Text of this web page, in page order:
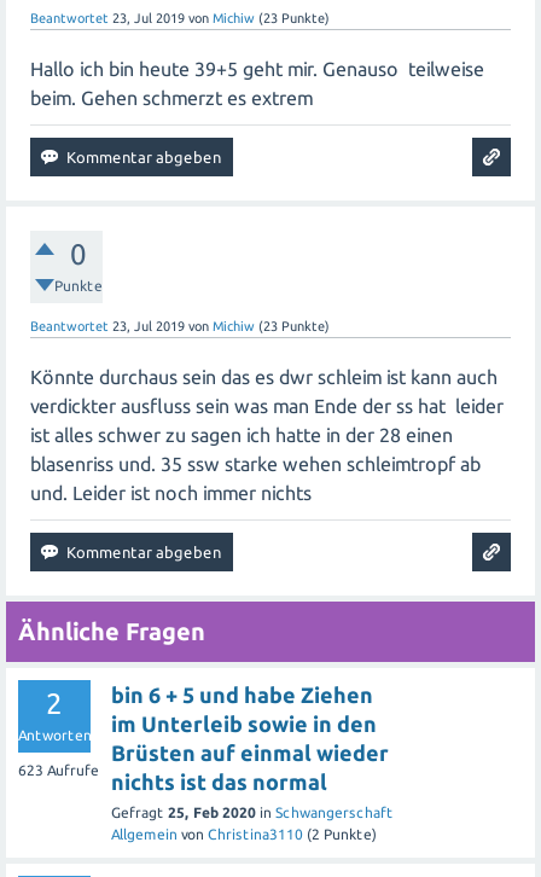
Beantwortet 23, Jul 2019 von Michiw (23 Punkte)
Hallo ich bin heute 39+5 geht mir. Genauso teilweise
beim. Gehen schmerzt es extrem
0
Punkte
Beantwortet 23, Jul 2019 von Michiw (23 Punkte)
Könnte durchaus sein das es dwr schleim ist kann auch
verdickter ausfluss sein was man Ende der ss hat leider
ist alles schwer zu sagen ich hatte in der 28 einen
blasenriss und. 35 ssw starke wehen schleimtropf ab
und. Leider ist noch immer nichts
Ähnliche Fragen
2
Antworten
623 Aufrufe
bin 6 + 5 und habe Ziehen
im Unterleib sowie in den
Brüsten auf einmal wieder
nichts ist das normal
Gefragt 25, Feb 2020 in Schwangerschaft
Allgemein von Christina3110 (2 Punkte)